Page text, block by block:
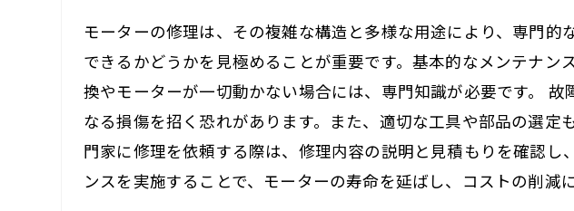
モーターの修理は、その複雑な構造と多様な用途により、専門
できるかどうかを見極めることが重要です。基本的なメンテナ
換やモーターが一切動かない場合には、専門知識が必要です。
なる損傷を招く恐れがあります。また、適切な工具や部品の選
門家に修理を依頼する際は、修理内容の説明と見積もりを確認
ンスを実施することで、モーターの寿命を延ばし、コストの削減